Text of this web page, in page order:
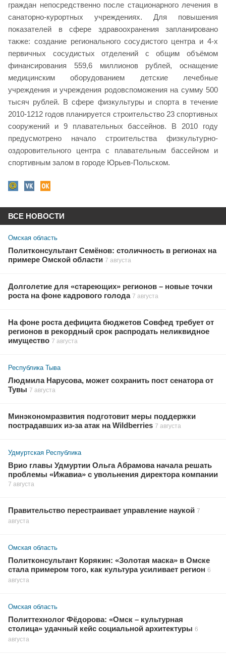
граждан непосредственно после стационарного лечения в
санаторно-курортных учреждениях. Для повышения
показателей в сфере здравоохранения запланировано
также: создание регионального сосудистого центра и 4-х
первичных сосудистых отделений с общим объёмом
финансирования 559,6 миллионов рублей, оснащение
медицинским оборудованием детские лечебные
учреждения и учреждения родовспоможения на сумму 500
тысяч рублей. В сфере физкультуры и спорта в течение
2010-1212 годов планируется строительство 23 спортивных
сооружений и 9 плавательных бассейнов. В 2010 году
предусмотрено начало строительства физкультурно-
оздоровительного центра с плавательным бассейном и
спортивным залом в городе Юрьев-Польском.
ВСЕ НОВОСТИ
Омская область
Политконсультант Семёнов: столичность в регионах на
примере Омской области 7 августа
Долголетие для «стареющих» регионов – новые точки
роста на фоне кадрового голода 7 августа
На фоне роста дефицита бюджетов Совфед требует от
регионов в рекордный срок распродать неликвидное
имущество 7 августа
Республика Тыва
Людмила Нарусова, может сохранить пост сенатора от
Тувы 7 августа
Минэкономразвития подготовит меры поддержки
пострадавших из-за атак на Wildberries 7 августа
Удмуртская Республика
Врио главы Удмуртии Ольга Абрамова начала решать
проблемы «Ижавиа» с увольнения директора компании
7 августа
Правительство перестраивает управление наукой 7
августа
Омская область
Политконсультант Корякин: «Золотая маска» в Омске
стала примером того, как культура усиливает регион 6
августа
Омская область
Политтехнолог Фёдорова: «Омск – культурная
столица» удачный кейс социальной архитектуры 6
августа